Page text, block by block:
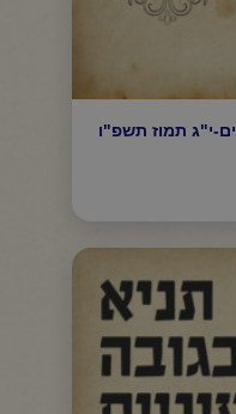
י"ג תמוז תשפ"ו